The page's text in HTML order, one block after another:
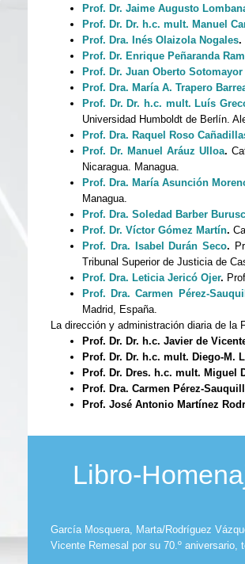
Prof. Dr. Jaime Augusto
Prof. Dr. Dr. h.c. mult. Manuel
Prof. Dra. Inés Olaizola Nogales.
Prof. Dr. Enrique Peñaranda
Prof. Dr. Juan Oberto
Prof. Dra. María A. Trapero
Prof. Dr. Dr. h.c. mult. Luís
Universidad Humboldt de Berlín.
Prof. Dra. Raquel Roso
Prof. Dr. Manuel Aráuz Ulloa.
Nicaragua. Managua.
Prof. Dra. María Asunción
Managua.
Prof. Dra. Soledad Barber
Prof. Dr. Víctor Gómez Martín.
Prof. Dra. Isabel Durán Seco.
Tribunal Superior de Justicia de
Prof. Dra. Leticia Jericó Ojer.
Prof. Dra. Carmen Pérez-
Madrid, España.
La dirección y administración diaria de
Prof. Dr. Dr. h.c. Javier de
Prof. Dr. Dr. h.c. mult. Diego-M.
Prof. Dr. Dres. h.c. mult. Miguel
Prof. Dra. Carmen Pérez-
Prof. José Antonio Martínez
Libro-
García Mosquera, Marta/Rodríguez
Vicente Remesal por su 70.º aniversario,